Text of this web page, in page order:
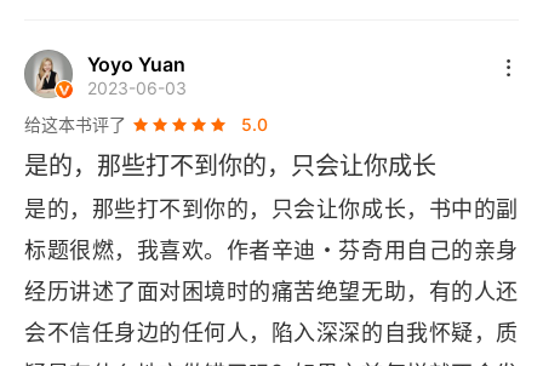
Yoyo Yuan
2023-06-03
给这本书评了
5.0
是的，那些打不到你的，只会让你成长
是的，那些打不到你的，只会让你成长，书中的副
标题很燃，我喜欢。作者辛迪・芬奇用自己的亲身
经历讲述了面对困境时的痛苦绝望无助，有的人还
会不信任身边的任何人，陷入深深的自我怀疑，质